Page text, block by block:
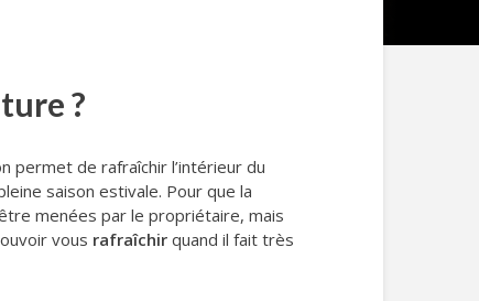
?
permet de rafraîchir l’intérieur du
saison estivale. Pour que la
menées par le propriétaire, mais
vous rafraîchir quand il fait très